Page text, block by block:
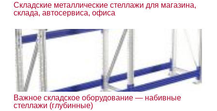
Складские металлические стеллажи для магазина,
склада, автосервиса, офиса
Важное складское оборудование — набивные
стеллажи (глубинные)